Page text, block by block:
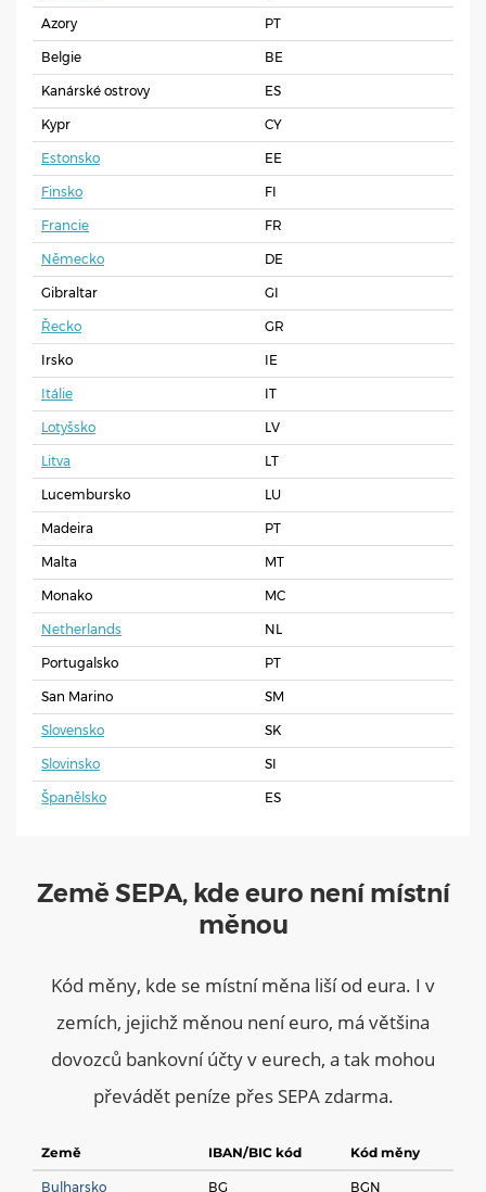
Azory PT
Belgie BE
Kanárské ostrovy ES
Kypr CY
Estonsko EE
Finsko FI
Francie FR
Německo DE
Gibraltar GI
Řecko GR
Irsko IE
Itálie IT
Lotyšsko LV
Litva LT
Lucembursko LU
Madeira PT
Malta MT
Monako MC
Netherlands NL
Portugalsko PT
San Marino SM
Slovensko SK
Slovinsko SI
Španělsko ES
Země SEPA, kde euro není místní
měnou
Kód měny, kde se místní měna liší od eura. I v
zemích, jejichž měnou není euro, má většina
dovozců bankovní účty v eurech, a tak mohou
převádět peníze přes SEPA zdarma.
Země IBAN/BIC kód Kód měny
Bulharsko BG BGN